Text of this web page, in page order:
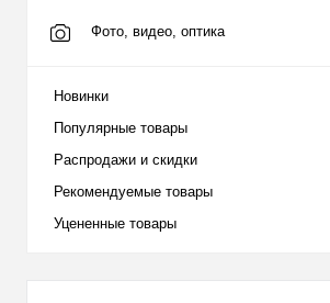
Фото, видео, оптика
Новинки
Популярные товары
Распродажи и скидки
Рекомендуемые товары
Уцененные товары